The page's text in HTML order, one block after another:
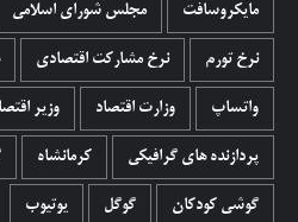
مایکروسافت مجلس شورای اسلامی
نرخ تورم نرخ مشارکت اقتصادی
واتساپ وزارت اقتصاد وزیر
پردازنده های گرافیکی کرمانشاه
گوشی کودکان گوگل یوتیوب